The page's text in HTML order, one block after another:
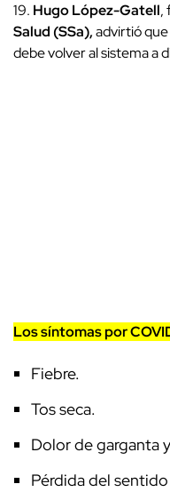
19. Hugo López-Gatell,
Salud (SSa),advirtió que
debe volver al sistema a
Los síntomas por
Fiebre.
Tos seca.
Dolor de garganta
Pérdida del